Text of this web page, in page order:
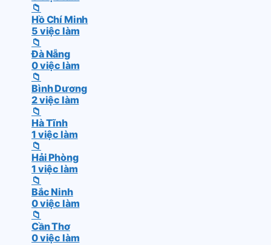
📁
Hồ Chí Minh
5 việc làm
📁
Đà Nẵng
0 việc làm
📁
Bình Dương
2 việc làm
📁
Hà Tĩnh
1 việc làm
📁
Hải Phòng
1 việc làm
📁
Bắc Ninh
0 việc làm
📁
Cần Thơ
0 việc làm